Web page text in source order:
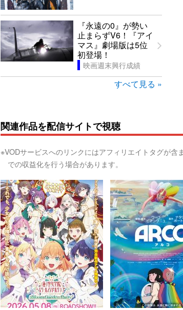
『永遠の0』が勢い
止まらずV6！『アイ
マス』劇場版は5位
初登場！
映画週末興行成績
すべて見る »
関連作品を配信サイトで視聴
※VODサービスへのリンクにはアフィリエイトタグが
での収益化を行う場合があります。